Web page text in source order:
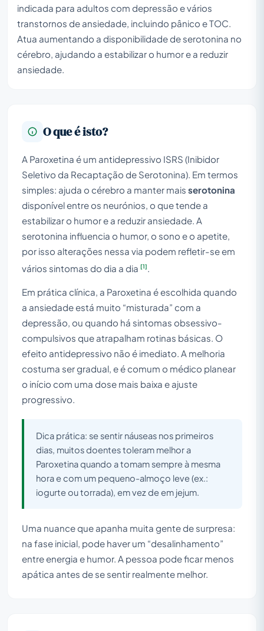
indicada para adultos com depressão e vários
transtornos de ansiedade, incluindo pânico e TOC.
Atua aumentando a disponibilidade de serotonina no
cérebro, ajudando a estabilizar o humor e a reduzir
ansiedade.
O que é isto?
A Paroxetina é um antidepressivo ISRS (Inibidor
Seletivo da Recaptação de Serotonina). Em termos
simples: ajuda o cérebro a manter mais serotonina
disponível entre os neurónios, o que tende a
estabilizar o humor e a reduzir ansiedade. A
serotonina influencia o humor, o sono e o apetite,
por isso alterações nessa via podem refletir-se em
vários sintomas do dia a dia [1]
Em prática clínica, a Paroxetina é escolhida quando
a ansiedade está muito “misturada” com a
depressão, ou quando há sintomas obsessivo-
compulsivos que atrapalham rotinas básicas. O
efeito antidepressivo não é imediato. A melhoria
costuma ser gradual, e é comum o médico planear
o início com uma dose mais baixa e ajuste
progressivo.
Dica prática: se sentir náuseas nos primeiros
dias, muitos doentes toleram melhor a
Paroxetina quando a tomam sempre à mesma
hora e com um pequeno-almoço leve (ex.:
iogurte ou torrada), em vez de em jejum.
Uma nuance que apanha muita gente de surpresa:
na fase inicial, pode haver um “desalinhamento”
entre energia e humor. A pessoa pode ficar menos
apática antes de se sentir realmente melhor.